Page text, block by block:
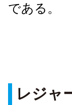
である。
レジャ